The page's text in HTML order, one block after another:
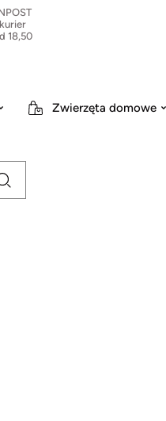
kurier
18,50
Zwierzęta domowe